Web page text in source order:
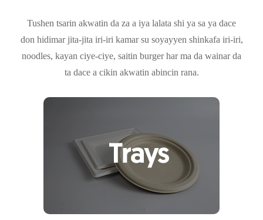
Tushen tsarin akwatin da za a iya lalata shi ya sa ya dace
don hidimar jita-jita iri-iri kamar su soyayyen shinkafa iri-iri,
noodles, kayan ciye-ciye, saitin burger har ma da wainar da
ta dace a cikin akwatin abincin rana.